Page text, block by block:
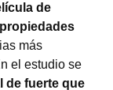
de
más
el estudio se
de fuerte que